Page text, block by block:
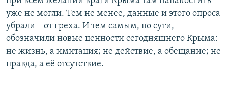
уже не могли. Тем не менее, данные и этого опроса
убрали – от греха. И тем самым, по сути,
обозначили новые ценности сегодняшнего Крыма:
не жизнь, а имитация; не действие, а обещание; не
правда, а её отсутствие.